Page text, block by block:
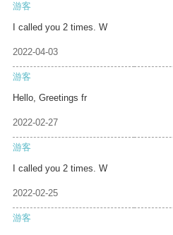
游客
I called you 2 times. W
2022-04-03
游客
Hello, Greetings fr
2022-02-27
游客
I called you 2 times. W
2022-02-25
游客